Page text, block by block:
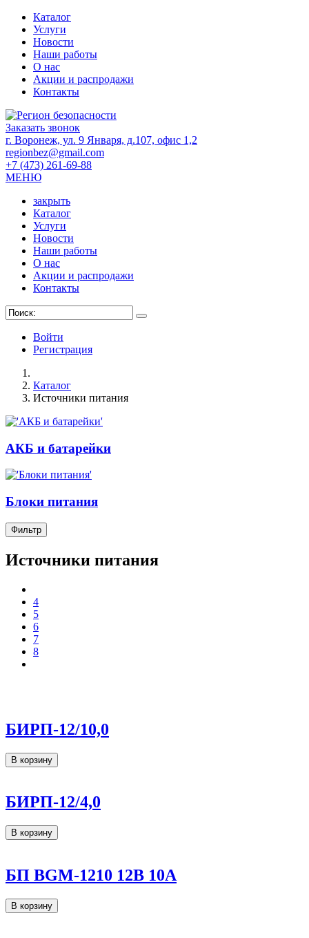
Каталог
Услуги
Новости
Наши работы
О нас
Акции и распродажи
Контакты
Заказать звонок
г. Воронеж, ул. 9 Января, д.107, офис 1,2
regionbez@gmail.com
+7 (473) 261-69-88
МЕНЮ
закрыть
Каталог
Услуги
Новости
Наши работы
О нас
Акции и распродажи
Контакты
Войти
Регистрация
Каталог
Источники питания
АКБ и батарейки
Блоки питания
Фильтр
Источники питания
4
5
6
7
8
БИРП-12/10,0
В корзину
БИРП-12/4,0
В корзину
БП BGM-1210 12В 10А
В корзину